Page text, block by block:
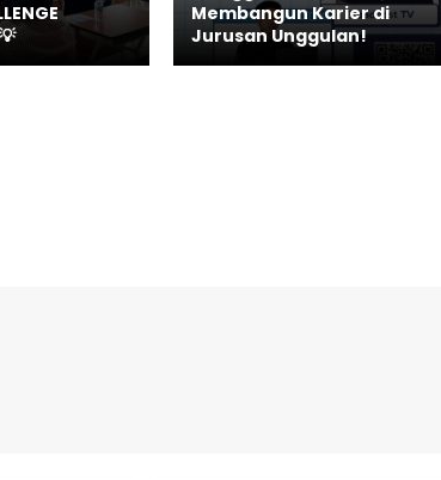
Membangun Karier di
Jurusan Unggulan!